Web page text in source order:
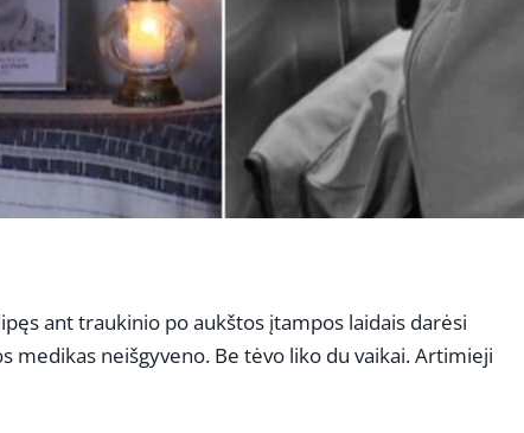
ant traukinio po aukštos įtampos laidais darėsi
neišgyveno. Be tėvo liko du vaikai. Artimieji